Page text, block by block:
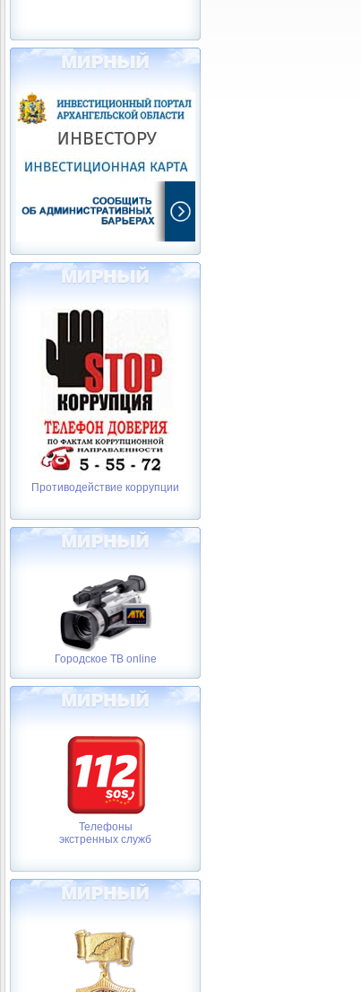
Противодействие коррупции
Городское ТВ online
Телефоны
экстренных служб